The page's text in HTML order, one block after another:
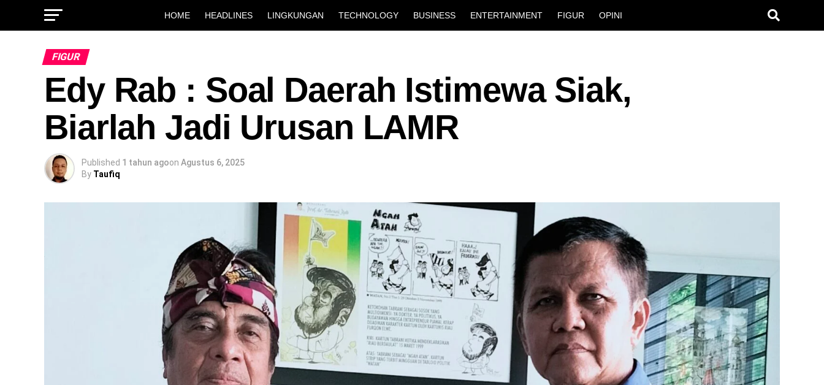
HOME HEADLINES LINGKUNGAN TECHNOLOGY BUSINESS ENTERTAINMENT FIGUR OPINI
FIGUR
Edy Rab : Soal Daerah Istimewa Siak,
Biarlah Jadi Urusan LAMR
Published 1 tahun agoon Agustus 6, 2025
By Taufiq